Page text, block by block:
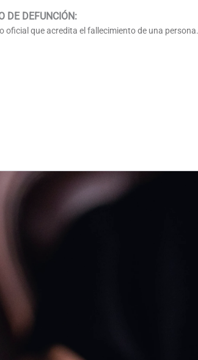
DE DEFUNCIÓN:
oficial que acredita el fallecimiento de una persona.